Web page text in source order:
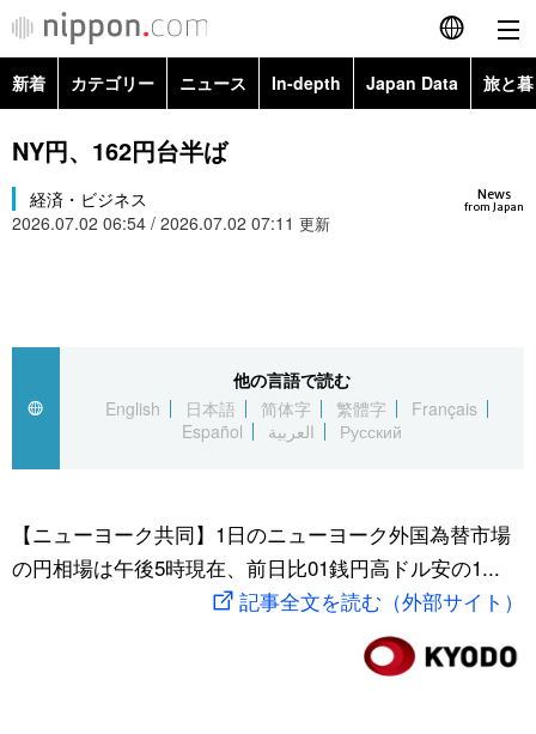
English
カテゴリー
文化
動画/Live
新着 カテゴリー ニュース In-depth Japan Data 旅と
政治・外交
経済・ビジネス
スポーツ・東京2020
Images
NY円、162円台半ば
News
from Japan
経済・ビジネス
2026.07.02 06:54 / 2026.07.02 07:11 更新
他の言語で読む
English
日本語 简体字 繁體字
Français
Español
العربية Русский
【ニューヨーク共同】1日のニューヨーク外国為替市場
の円相場は午後5時現在、前日比01銭円高ドル安の1...
記事全文を読む（外部サイト）